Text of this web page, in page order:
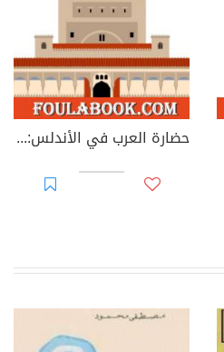
حضارة العرب في الأندلس: رسائل تاريخية في قالب خيالي بديع